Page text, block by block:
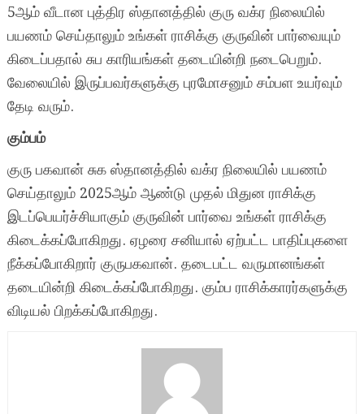
5ஆம் வீடான புத்திர ஸ்தானத்தில் குரு வக்ர நிலையில்
பயணம் செய்தாலும் உங்கள் ராசிக்கு குருவின் பார்வையும்
கிடைப்பதால் சுப காரியங்கள் தடையின்றி நடைபெறும்.
வேலையில் இருப்பவர்களுக்கு புரமோசனும் சம்பள உயர்வும்
தேடி வரும்.
கும்பம்
குரு பகவான் சுக ஸ்தானத்தில் வக்ர நிலையில் பயணம்
செய்தாலும் 2025ஆம் ஆண்டு முதல் மிதுன ராசிக்கு
இடப்பெயர்ச்சியாகும் குருவின் பார்வை உங்கள் ராசிக்கு
கிடைக்கப்போகிறது. ஏழரை சனியால் ஏற்பட்ட பாதிப்புகளை
நீக்கப்போகிறார் குருபகவான். தடைபட்ட வருமானங்கள்
தடையின்றி கிடைக்கப்போகிறது. கும்ப ராசிக்காரர்களுக்கு
விடியல் பிறக்கப்போகிறது.